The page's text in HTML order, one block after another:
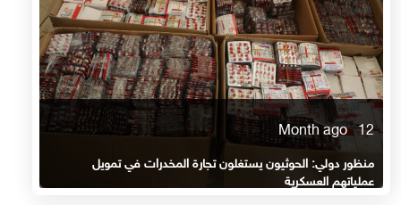
12 Month ago
منظور دولي: الحوثيون يستغلون تجارة المخدرات في تمويل
عملياتهم العسكرية